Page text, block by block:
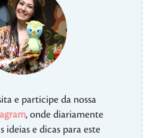
e participe da nossa
, onde diariamente
ideias e dicas para este